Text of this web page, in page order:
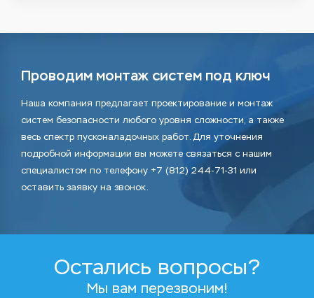
Проводим монтаж систем под ключ
Наша компания предлагает проектирование и монтаж
систем безопасности любого уровня сложности, а также
весь спектр пусконаладочных работ. Для уточнения
подробной информации вы можете связаться с нашим
специалистом по телефону +7 (812) 244-71-31 или
оставить заявку на звонок.
Остались вопросы?
Мы вам перезвоним!